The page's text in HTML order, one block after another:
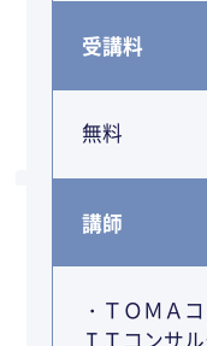
受講料
無料
講師
・ＴＯＭＡ